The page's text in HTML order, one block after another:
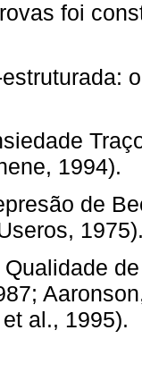
foi
1994).
de
al., 1995).